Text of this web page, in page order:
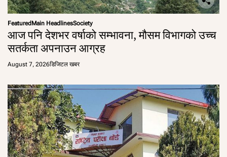
Featured Main HeadlinesSociety
आज पनि देशभर वर्षाको सम्भावना, मौसम विभागको उच्च
सतर्कता अपनाउन आग्रह
August 7, 2026डिजिटल खबर